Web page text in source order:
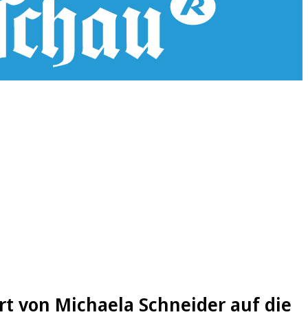
von Michaela Schneider auf die